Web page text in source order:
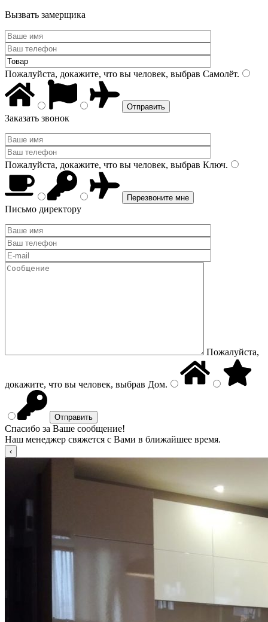
Вызвать замерщика
Пожалуйста, докажите, что вы человек, выбрав Самолёт.
Заказать звонок
Пожалуйста, докажите, что вы человек, выбрав Ключ.
Письмо директору
Пожалуйста,
докажите, что вы человек, выбрав Дом.
Спасибо за Ваше сообщение!
Наш менеджер свяжется с Вами в ближайшее время.